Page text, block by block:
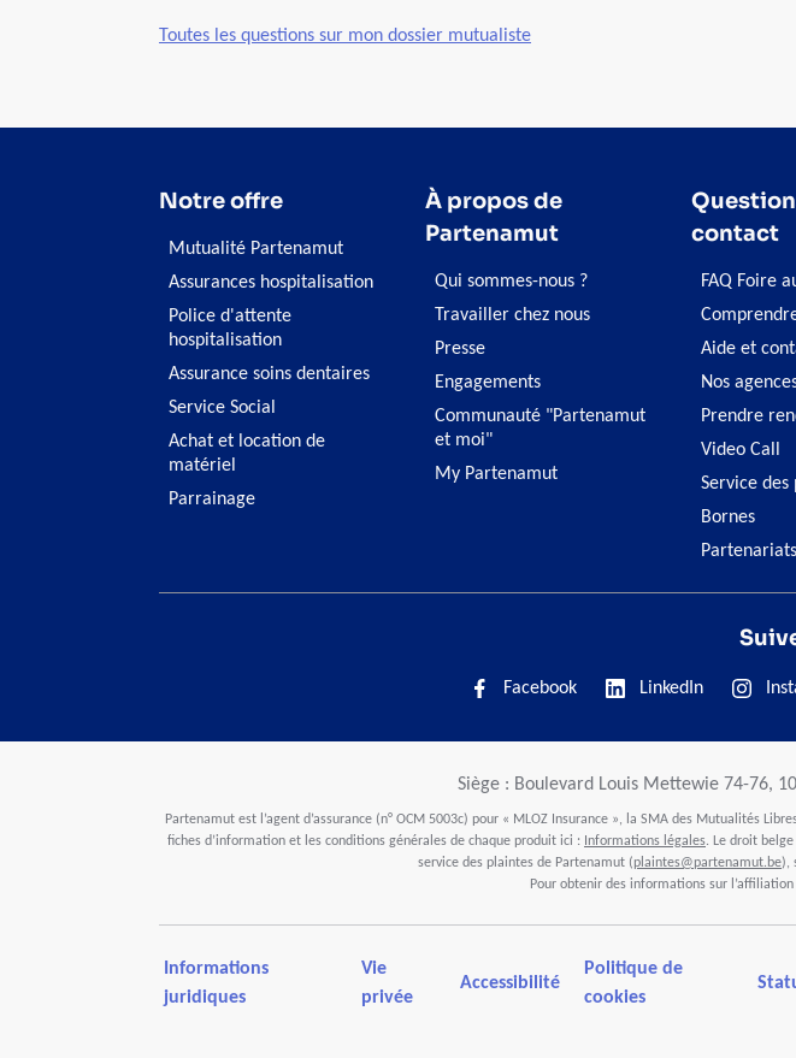
Toutes les questions sur mon dossier mutualiste
Notre offre
Mutualité Partenamut
Assurances hospitalisation
Police d'attente
hospitalisation
Assurance soins dentaires
Service Social
Achat et location de
matériel
Parrainage
À propos de
Partenamut
Qui sommes-nous ?
Travailler chez nous
Presse
Engagements
Communauté "Partenamut
et moi"
My Partenamut
contact
FAQ Foire
Aide et
Nos
Prendre
Video Call
Service des
Bornes
Partenariats
Facebook LinkedIn
Siège : Boulevard Louis Mettewie 74-76,
Partenamut est l’agent d’assurance (n° OCM 5003c) pour « MLOZ Insurance », la SMA des Mutualités
fiches d’information et les conditions générales de chaque produit ici : Informations légales. Le droit
service des plaintes de Partenamut (plaintes@partenamut.be),
Pour obtenir des informations sur
Informations
juridiques
Vie
privée
Accessibilité
Politique de
cookies